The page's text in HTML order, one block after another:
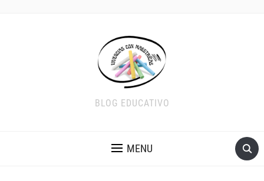
BLOG EDUCATIVO
MENU